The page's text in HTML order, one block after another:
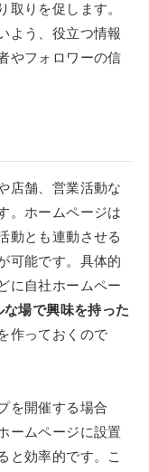
取りを促します。
よう、役立つ情報
やフォロワーの信
店舗、営業活動な
。ホームページは
動とも連動させる
可能です。具体的
に自社ホームペー
な場で興味を持った
作っておくので
を開催する場合
ームページに設置
と効率的です。こ